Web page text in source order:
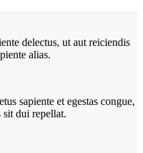
delectus, ut aut reiciendis
alias.
sapiente et egestas congue,
dui repellat.